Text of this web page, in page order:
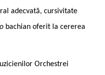
adecvată, cursivitate
bachian oferit la cererea
Orchestrei